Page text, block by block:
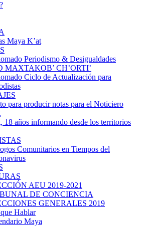
Maya K’at
Periodismo & Desigualdades
MAXTAKOB’ CH’ORTI’
Ciclo de Actualización para
para producir notas para el Noticiero
18 años informando desde los territorios
Comunitarios en Tiempos del
AEU 2019-2021
DE CONCIENCIA
GENERALES 2019
Hablar
Maya